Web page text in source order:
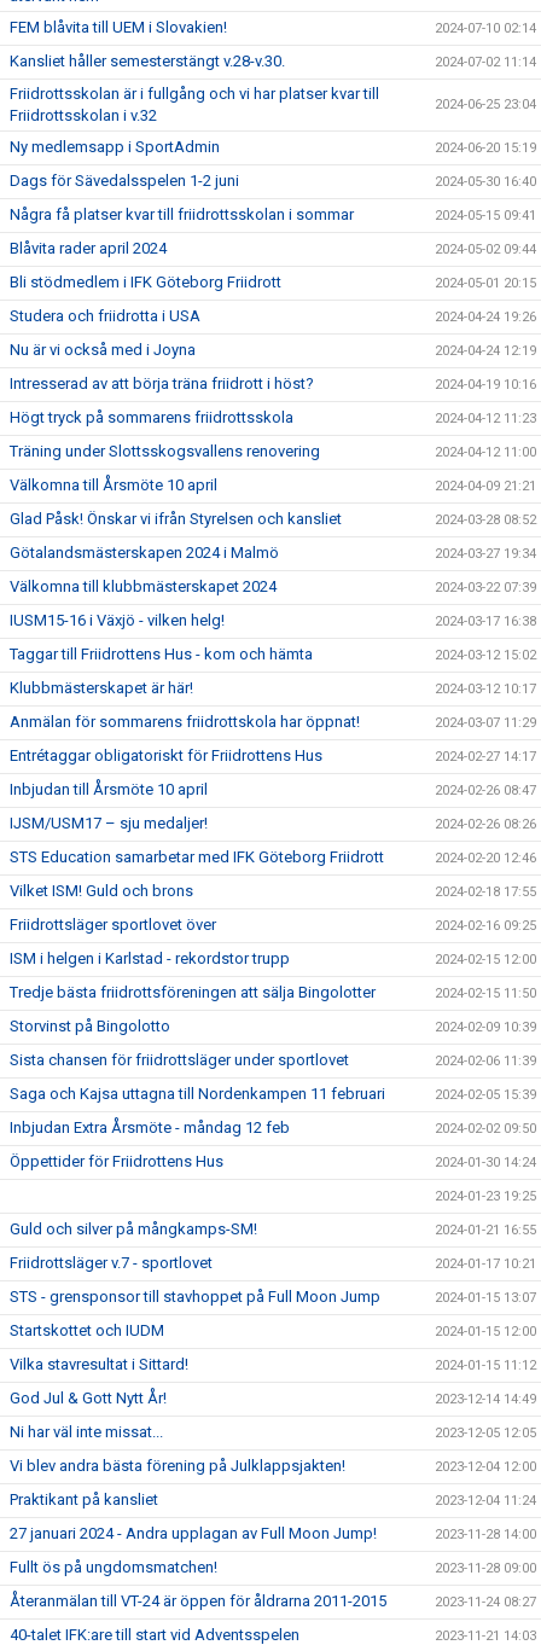
FEM blåvita till UEM i Slovakien!
2024-07-10 02:14
Kansliet håller semesterstängt v.28-v.30. 2024-07-02 11:14
Friidrottsskolan är i fullgång och vi har platser kvar till
Friidrottsskolan i v.32
2024-06-25 23:04
Ny medlemsapp i SportAdmin 2024-06-20 15:19
Dags för Sävedalsspelen 1-2 juni 2024-05-30 16:40
Några få platser kvar till friidrottsskolan i sommar 2024-05-15 09:41
Blåvita rader april 2024 2024-05-02 09:44
Bli stödmedlem i IFK Göteborg Friidrott 2024-05-01 20:15
Studera och friidrotta i USA 2024-04-24 19:26
Nu är vi också med i Joyna 2024-04-24 12:19
Intresserad av att börja träna friidrott i höst? 2024-04-19 10:16
Högt tryck på sommarens friidrottsskola 2024-04-12 11:23
Träning under Slottsskogsvallens renovering 2024-04-12 11:00
Välkomna till Årsmöte 10 april 2024-04-09 21:21
Glad Påsk! Önskar vi ifrån Styrelsen och kansliet 2024-03-28 08:52
Götalandsmästerskapen 2024 i Malmö 2024-03-27 19:34
Välkomna till klubbmästerskapet 2024 2024-03-22 07:39
IUSM15-16 i Växjö - vilken helg! 2024-03-17 16:38
Taggar till Friidrottens Hus - kom och hämta 2024-03-12 15:02
Klubbmästerskapet är här! 2024-03-12 10:17
Anmälan för sommarens friidrottskola har öppnat! 2024-03-07 11:29
Entrétaggar obligatoriskt för Friidrottens Hus 2024-02-27 14:17
Inbjudan till Årsmöte 10 april 2024-02-26 08:47
IJSM/USM17 – sju medaljer! 2024-02-26 08:26
STS Education samarbetar med IFK Göteborg Friidrott 2024-02-20 12:46
Vilket ISM! Guld och brons 2024-02-18 17:55
Friidrottsläger sportlovet över 2024-02-16 09:25
ISM i helgen i Karlstad - rekordstor trupp 2024-02-15 12:00
Tredje bästa friidrottsföreningen att sälja Bingolotter 2024-02-15 11:50
Storvinst på Bingolotto 2024-02-09 10:39
Sista chansen för friidrottsläger under sportlovet 2024-02-06 11:39
Saga och Kajsa uttagna till Nordenkampen 11 februari 2024-02-05 15:39
Inbjudan Extra Årsmöte - måndag 12 feb 2024-02-02 09:50
Öppettider för Friidrottens Hus 2024-01-30 14:24
2024-01-23 19:25
Guld och silver på mångkamps-SM! 2024-01-21 16:55
Friidrottsläger v.7 - sportlovet 2024-01-17 10:21
STS - grensponsor till stavhoppet på Full Moon Jump 2024-01-15 13:07
Startskottet och IUDM 2024-01-15 12:00
Vilka stavresultat i Sittard! 2024-01-15 11:12
God Jul & Gott Nytt År! 2023-12-14 14:49
Ni har väl inte missat... 2023-12-05 12:05
Vi blev andra bästa förening på Julklappsjakten! 2023-12-04 12:00
Praktikant på kansliet 2023-12-04 11:24
27 januari 2024 - Andra upplagan av Full Moon Jump! 2023-11-28 14:00
Fullt ös på ungdomsmatchen! 2023-11-28 09:00
Återanmälan till VT-24 är öppen för åldrarna 2011-2015 2023-11-24 08:27
40-talet IFK:are till start vid Adventsspelen 2023-11-21 14:03